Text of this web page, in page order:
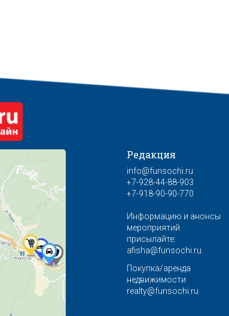
Редакция
info@funsochi.ru
+7-928-44-88-903
+7-918-90-90-770
Информацию и анонсы
мероприятий
присылайте:
afisha@funsochi.ru
Покупка/аренда
недвижимости
realty@funsochi.ru